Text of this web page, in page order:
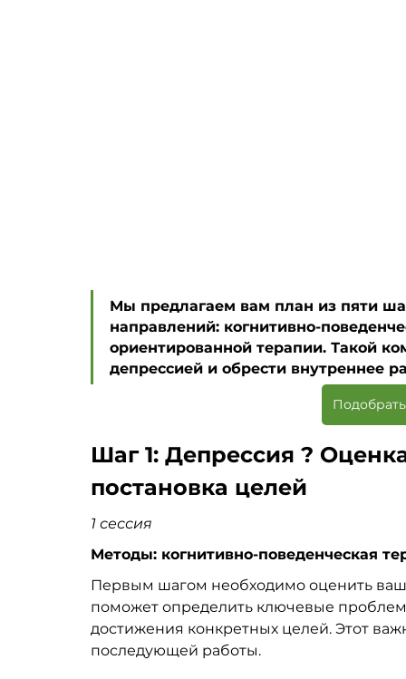
Мы предлагаем вам план из пяти
направлений: когнитивно-
ориентированной терапии. Такой
депрессией и обрести внутреннее
Шаг 1: Депрессия ?
постановка целей
1 сессия
Методы: когнитивно-поведенческая
Первым шагом необходимо оценить
поможет определить ключевые
достижения конкретных целей. Этот
последующей работы.